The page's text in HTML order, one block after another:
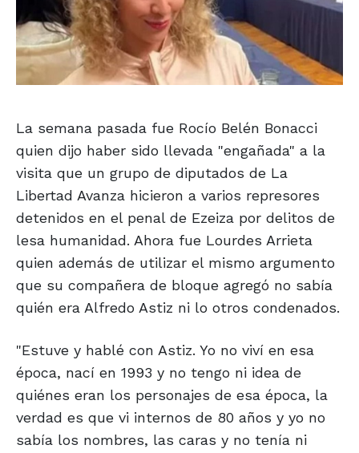
La semana pasada fue Rocío Belén Bonacci
quien dijo haber sido llevada "engañada" a la
visita que un grupo de diputados de La
Libertad Avanza hicieron a varios represores
detenidos en el penal de Ezeiza por delitos de
lesa humanidad. Ahora fue Lourdes Arrieta
quien además de utilizar el mismo argumento
que su compañera de bloque agregó no sabía
quién era Alfredo Astiz ni lo otros condenados.
"Estuve y hablé con Astiz. Yo no viví en esa
época, nací en 1993 y no tengo ni idea de
quiénes eran los personajes de esa época, la
verdad es que vi internos de 80 años y yo no
sabía los nombres, las caras y no tenía ni